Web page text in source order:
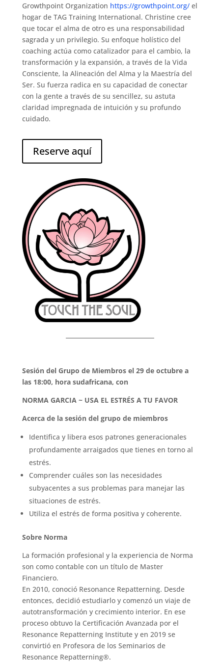
Growthpoint Organization https://growthpoint.org/el
hogar de TAG Training International. Christine cree
que tocar el alma de otro es una responsabilidad
sagrada y un privilegio. Su enfoque holístico del
coaching actúa como catalizador para el cambio, la
transformación y la expansión, a través de la Vida
Consciente, la Alineación del Alma y la Maestría del
Ser. Su fuerza radica en su capacidad de conectar
con la gente a través de su sencillez, su astuta
claridad impregnada de intuición y su profundo
cuidado.
Reserve aquí
Sesión del Grupo de Miembros el 29 de octubre a
las 18:00, hora sudafricana, con
NORMA GARCIA ~ USA EL ESTRÉS A TU FAVOR
Acerca de la sesión del grupo de miembros
Identifica y libera esos patrones generacionales
profundamente arraigados que tienes en torno al
estrés.
Comprender cuáles son las necesidades
subyacentes a sus problemas para manejar las
situaciones de estrés.
Utiliza el estrés de forma positiva y coherente.
Sobre Norma
La formación profesional y la experiencia de Norma
son como contable con un título de Master
Financiero.
En 2010, conoció Resonance Repatterning. Desde
entonces, decidió estudiarlo y comenzó un viaje de
autotransformación y crecimiento interior. En ese
proceso obtuvo la Certificación Avanzada por el
Resonance Repatterning Institute y en 2019 se
convirtió en Profesora de los Seminarios de
Resonance Repatterning®.